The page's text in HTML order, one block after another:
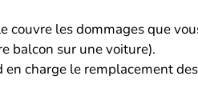
couvre les dommages que
balcon sur une voiture).
en charge le remplacement